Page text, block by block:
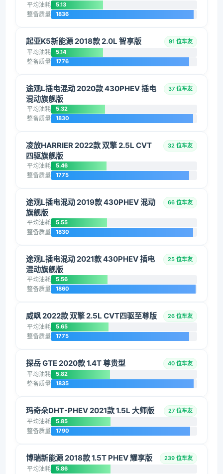
平均油耗 5.13
整备质量 1836
起亚K5新能源 2018款 2.0L 智享版 91 位车友
平均油耗 5.14
整备质量 1776
途观L插电混动 2020款 430PHEV 插电
混动旗舰版
37 位车友
平均油耗 5.32
整备质量 1830
凌放HARRIER 2022款 双擎 2.5L CVT
四驱旗舰版
32 位车友
平均油耗 5.46
整备质量 1775
途观L插电混动 2019款 430PHEV 混动
旗舰版
66 位车友
平均油耗 5.55
整备质量 1830
途观L插电混动 2021款 430PHEV 插电
混动旗舰版
25 位车友
平均油耗 5.56
整备质量 1860
威飒 2022款 双擎 2.5L CVT四驱至尊版 26 位车友
平均油耗 5.65
整备质量 1775
探岳 GTE 2020款 1.4T 尊贵型 40 位车友
平均油耗 5.82
整备质量 1835
玛奇朵DHT-PHEV 2021款 1.5L 大师版 27 位车友
平均油耗 5.85
整备质量 1790
博瑞新能源 2018款 1.5T PHEV 耀享版 239 位车友
平均油耗 5.86